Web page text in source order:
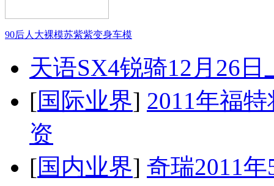
90后人大裸模苏紫紫变身车模
天语SX4锐骑12月26
[国际业界] 2011年福
资
[国内业界] 奇瑞2011